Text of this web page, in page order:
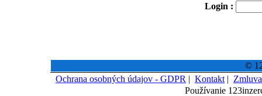
Login :
©
Ochrana osobných údajov - GDPR | Kontakt | Zmluva
Používanie